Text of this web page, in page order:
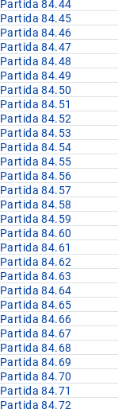
Partida 84.44
Partida 84.45
Partida 84.46
Partida 84.47
Partida 84.48
Partida 84.49
Partida 84.50
Partida 84.51
Partida 84.52
Partida 84.53
Partida 84.54
Partida 84.55
Partida 84.56
Partida 84.57
Partida 84.58
Partida 84.59
Partida 84.60
Partida 84.61
Partida 84.62
Partida 84.63
Partida 84.64
Partida 84.65
Partida 84.66
Partida 84.67
Partida 84.68
Partida 84.69
Partida 84.70
Partida 84.71
Partida 84.72